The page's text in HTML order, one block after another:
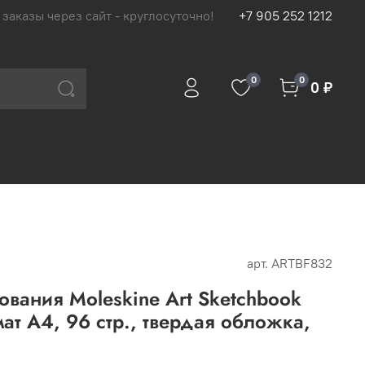
через сайт - круглосуточно! +7 905 252 1212
0 0 0 ₽
арт. ARTBF832
Moleskine Art Sketchbook
A4, 96 стр., твердая обложка,